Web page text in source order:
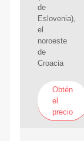
de
Eslovenia),
el
noroeste
de
Croacia
Obtén
el
precio